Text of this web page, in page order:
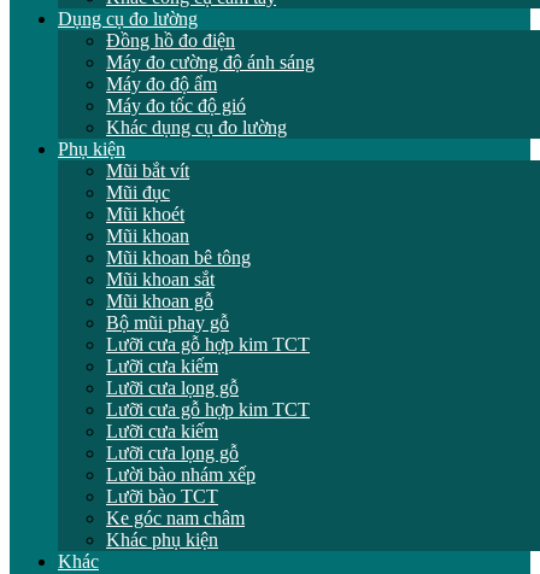
Dụng cụ đo lường
Đồng hồ đo điện
Máy đo cường độ ánh sáng
Máy đo độ ẩm
Máy đo tốc độ gió
Khác dụng cụ đo lường
Phụ kiện
Mũi bắt vít
Mũi đục
Mũi khoét
Mũi khoan
Mũi khoan bê tông
Mũi khoan sắt
Mũi khoan gỗ
Bộ mũi phay gỗ
Lưỡi cưa gỗ hợp kim TCT
Lưỡi cưa kiếm
Lưỡi cưa lọng gỗ
Lưỡi cưa gỗ hợp kim TCT
Lưỡi cưa kiếm
Lưỡi cưa lọng gỗ
Lười bào nhám xếp
Lưỡi bào TCT
Ke góc nam châm
Khác phụ kiện
Khác